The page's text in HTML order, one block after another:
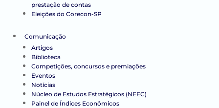
prestação de contas
Eleições do Corecon-SP
Comunicação
Artigos
Biblioteca
Competições, concursos e premiações
Eventos
Notícias
Núcleo de Estudos Estratégicos (NEEC)
Painel de Índices Econômicos